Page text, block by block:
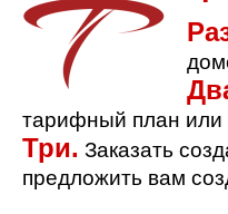
тарифный план или
Три. Заказать
предложить вам